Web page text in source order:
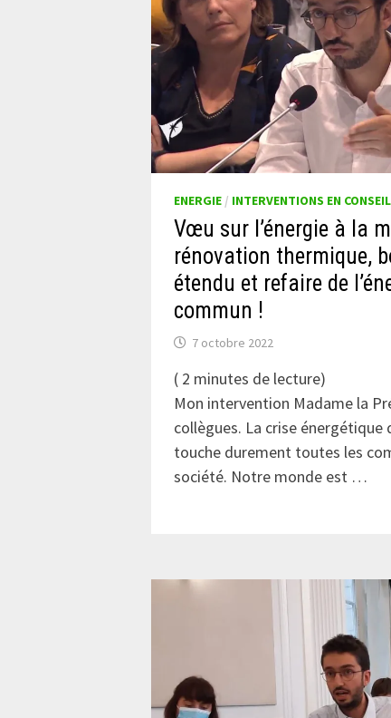
ENERGIE/ INTERVENTIONS EN
Vœu sur l’énergie à la
rénovation thermique,
étendu et refaire de
commun !
7 octobre 2022
( 2 minutes de lecture)
Mon intervention Madame la
collègues. La crise énergétique
touche durement toutes les
société. Notre monde est …